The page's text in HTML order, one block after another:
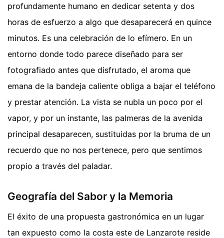
profundamente humano en dedicar setenta y dos
horas de esfuerzo a algo que desaparecerá en quince
minutos. Es una celebración de lo efímero. En un
entorno donde todo parece diseñado para ser
fotografiado antes que disfrutado, el aroma que
emana de la bandeja caliente obliga a bajar el teléfono
y prestar atención. La vista se nubla un poco por el
vapor, y por un instante, las palmeras de la avenida
principal desaparecen, sustituidas por la bruma de un
recuerdo que no nos pertenece, pero que sentimos
propio a través del paladar.
Geografía del Sabor y la Memoria
El éxito de una propuesta gastronómica en un lugar
tan expuesto como la costa este de Lanzarote reside